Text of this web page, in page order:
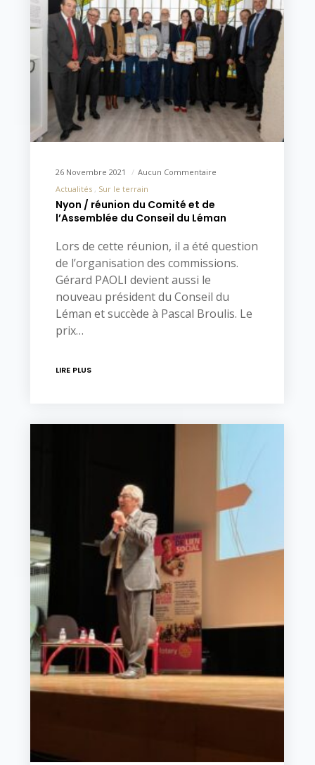
26 Novembre 2021
Aucun Commentaire
Actualités
Sur le terrain
Nyon / réunion du Comité et de
l’Assemblée du Conseil du Léman
Lors de cette réunion, il a été question
de l’organisation des commissions.
Gérard PAOLI devient aussi le
nouveau président du Conseil du
Léman et succède à Pascal Broulis. Le
prix…
LIRE PLUS